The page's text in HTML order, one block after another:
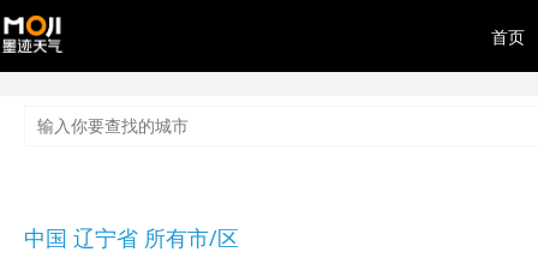
首页
中国 辽宁省 所有市/区